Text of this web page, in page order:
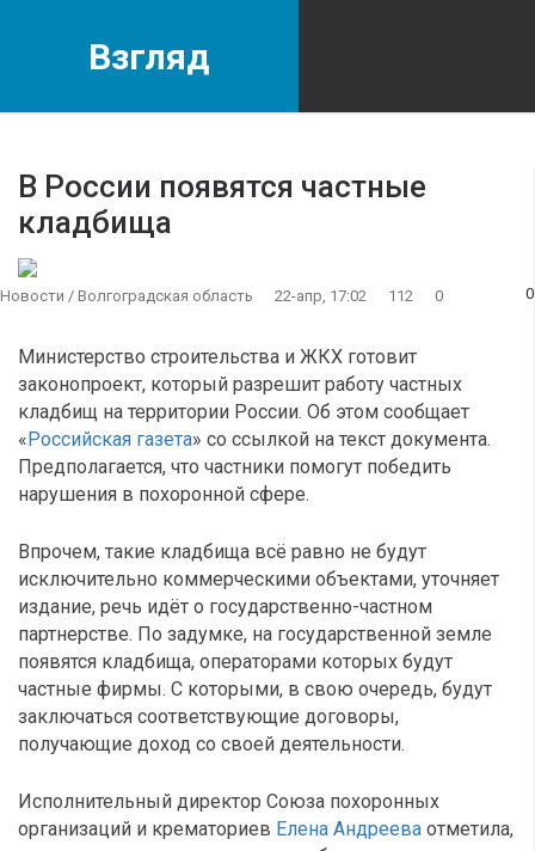
Взгляд
В России появятся частные
кладбища
Новости / Волгоградская область 22-апр, 17:02 112 0 0
Министерство строительства и ЖКХ готовит
законопроект, который разрешит работу частных
кладбищ на территории России. Об этом сообщает
«Российская газета» со ссылкой на текст документа.
Предполагается, что частники помогут победить
нарушения в похоронной сфере.
Впрочем, такие кладбища всё равно не будут
исключительно коммерческими объектами, уточняет
издание, речь идёт о государственно-частном
партнерстве. По задумке, на государственной земле
появятся кладбища, операторами которых будут
частные фирмы. С которыми, в свою очередь, будут
заключаться соответствующие договоры,
получающие доход со своей деятельности.
Исполнительный директор Союза похоронных
организаций и крематориев Елена Андреева отметила,